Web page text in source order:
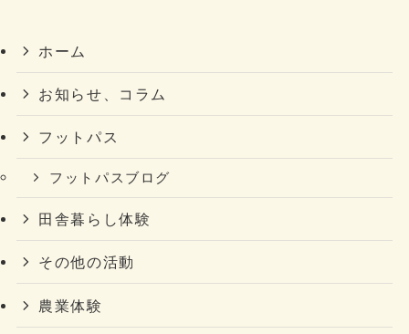
ホーム
お知らせ、コラム
フットパス
フットパスブログ
田舎暮らし体験
その他の活動
農業体験